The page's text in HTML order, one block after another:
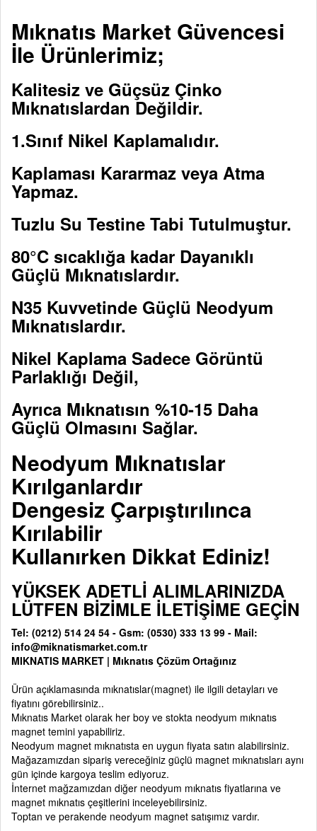
Mıknatıs Market Güvencesi
İle Ürünlerimiz;
Kalitesiz ve Güçsüz Çinko
Mıknatıslardan Değildir.
1.Sınıf Nikel Kaplamalıdır.
Kaplaması Kararmaz veya Atma
Yapmaz.
Tuzlu Su Testine Tabi Tutulmuştur.
80°C sıcaklığa kadar Dayanıklı
Güçlü Mıknatıslardır.
N35 Kuvvetinde Güçlü Neodyum
Mıknatıslardır.
Nikel Kaplama Sadece Görüntü
Parlaklığı Değil,
Ayrıca Mıknatısın %10-15 Daha
Güçlü Olmasını Sağlar.
Neodyum Mıknatıslar
Kırılganlardır
Dengesiz Çarpıştırılınca
Kırılabilir
Kullanırken Dikkat Ediniz!
YÜKSEK ADETLİ ALIMLARINIZDA
LÜTFEN BİZİMLE İLETİŞİME GEÇİN
Tel: (0212) 514 24 54 - Gsm: (0530) 333 13 99 - Mail:
info@miknatismarket.com.tr
MIKNATIS MARKET | Mıknatıs Çözüm Ortağınız
Ürün açıklamasında mıknatıslar(magnet) ile ilgili detayları ve
fiyatını görebilirsiniz..
Mıknatıs Market olarak her boy ve stokta neodyum mıknatıs
magnet temini yapabiliriz.
Neodyum magnet mıknatısta en uygun fiyata satın alabilirsiniz.
Mağazamızdan sipariş vereceğiniz güçlü magnet mıknatısları aynı
gün içinde kargoya teslim ediyoruz.
İnternet mağzamızdan diğer neodyum mıknatıs fiyatlarına ve
magnet mıknatıs çeşitlerini inceleyebilirsiniz.
Toptan ve perakende neodyum magnet satışımız vardır.